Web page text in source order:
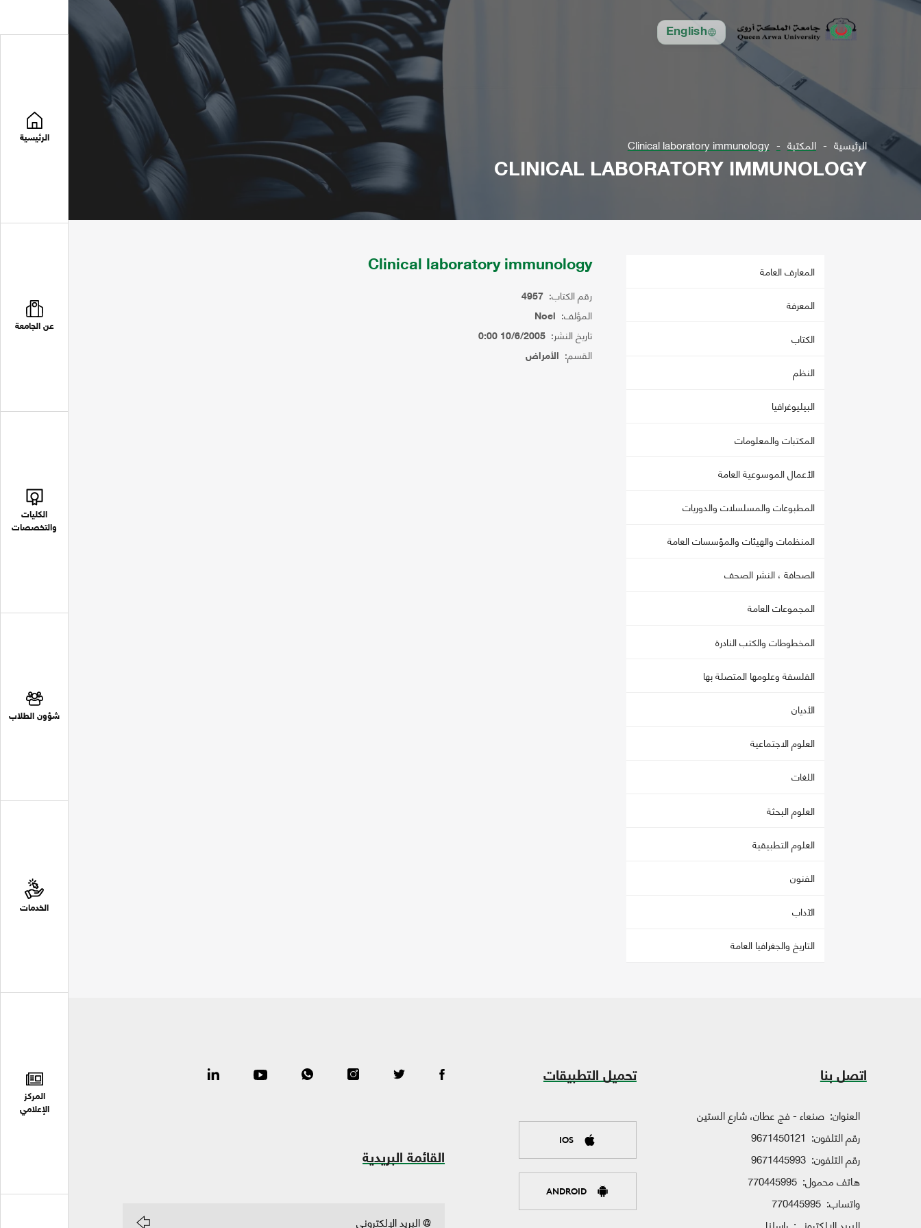
English
الرئيسية
عن الجامعة
الكليات
والتخصصات
شؤون الطلاب
الخدمات
المركز
الإعلامي
الرئيسية المكتبة Clinical laboratory immunology
CLINICAL LABORATORY IMMUNOLOGY
المعارف العامة
المعرفة
الكتاب
النظم
البيليوغرافيا
المكتبات والمعلومات
الأعمال الموسوعية العامة
المطبوعات والمسلسلات والدوريات
المنظمات والهيئات والمؤسسات العامة
الصحافة ، النشر الصحف
المجموعات العامة
المخطوطات والكتب النادرة
الفلسفة وعلومها المتصلة بها
الأديان
العلوم الاجتماعية
اللغات
العلوم البحثة
العلوم التطبيقية
الفنون
الآداب
التاريخ والجغرافيا العامة
Clinical laboratory immunology
رقم الكتاب: 4957
المؤلف: Noel
تاريخ النشر: 10/6/2005 0:00
القسم: الأمراض
اتصل بنا
العنوان: صنعاء - فج عطان، شارع الستين
رقم التلفون: 9671450121
رقم التلفون: 9671445993
هاتف محمول: 770445995
واتساب: 770445995
تحميل التطبيقات
IOS
ANDROID
القائمة البريدية